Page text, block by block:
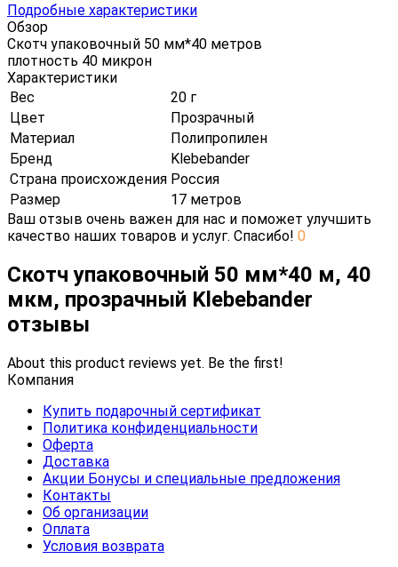
Подробные характеристики
Обзор
Скотч упаковочный 50 мм*40 метров
плотность 40 микрон
Характеристики
Вес
20 г
Цвет
Прозрачный
Материал
Полипропилен
Бренд
Klebebander
Страна происхождения Россия
Размер
17 метров
Ваш отзыв очень важен для нас и поможет улучшить
качество наших товаров и услуг. Спасибо! 0
Скотч упаковочный 50 мм*40 м, 40
мкм, прозрачный Klebebander
отзывы
About this product reviews yet. Be the first!
Компания
Купить подарочный сертификат
Политика конфиденциальности
Оферта
Доставка
Акции Бонусы и специальные предложения
Контакты
Об организации
Оплата
Условия возврата